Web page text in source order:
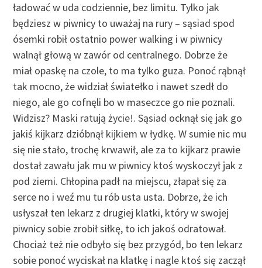
ładować w uda codziennie, bez limitu. Tylko jak
będziesz w piwnicy to uważaj na rury – sąsiad spod
ósemki robił ostatnio power walking i w piwnicy
walnął głową w zawór od centralnego. Dobrze że
miał opaskę na czole, to ma tylko guza. Ponoć rąbnął
tak mocno, że widział światełko i nawet szedł do
niego, ale go cofnęli bo w maseczce go nie poznali.
Widzisz? Maski ratują życie!. Sąsiad ocknął się jak go
jakiś kijkarz dzióbnął kijkiem w łydkę. W sumie nic mu
się nie stało, trochę krwawił, ale za to kijkarz prawie
dostał zawału jak mu w piwnicy ktoś wyskoczył jak z
pod ziemi. Chłopina padł na miejscu, złapał się za
serce no i weź mu tu rób usta usta. Dobrze, że ich
usłyszał ten lekarz z drugiej klatki, który w swojej
piwnicy sobie zrobił siłkę, to ich jakoś odratował.
Chociaż też nie odbyło się bez przygód, bo ten lekarz
sobie ponoć wyciskał na klatkę i nagle ktoś się zaczął